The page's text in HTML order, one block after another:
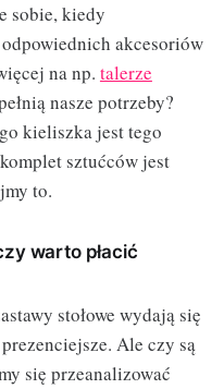
sobie, kiedy
akcesoriów
na np. talerze
nasze potrzeby?
kieliszka jest tego
sztućców jest
to.
warto płacić
stołowe wydają się
Ale czy są
się przeanalizować